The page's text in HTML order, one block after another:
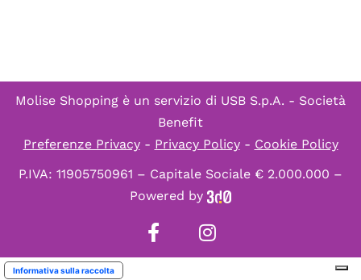
Molise Shopping è un servizio di USB S.p.A. - Società
Benefit
Preferenze Privacy- Privacy Policy- Cookie Policy
P.IVA: 11905750961 – Capitale Sociale € 2.000.000 –
Powered by
Informativa sulla raccolta